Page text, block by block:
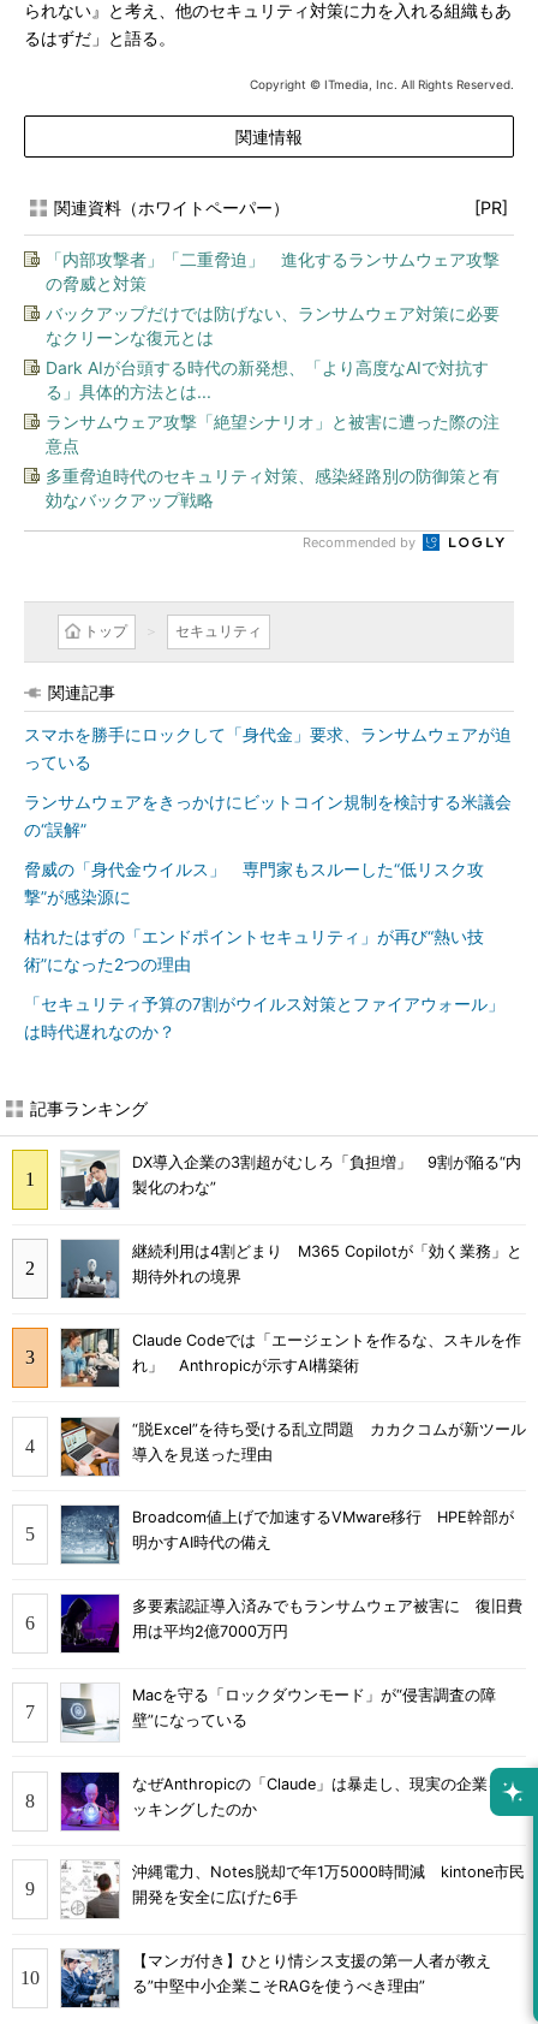
られない』と考え、他のセキュリティ対策に力を入れる組織もあ
るはずだ」と語る。
Copyright © ITmedia, Inc. All Rights Reserved.
関連情報
関連資料（ホワイトペーパー） [PR]
「内部攻撃者」「二重脅迫」 進化するランサムウェア攻撃
の脅威と対策
バックアップだけでは防げない、ランサムウェア対策に必要
なクリーンな復元とは
Dark AIが台頭する時代の新発想、「より高度なAIで対抗す
る」具体的方法とは...
ランサムウェア攻撃「絶望シナリオ」と被害に遭った際の注
意点
多重脅迫時代のセキュリティ対策、感染経路別の防御策と有
効なバックアップ戦略
Recommended by
トップ セキュリティ
関連記事
スマホを勝手にロックして「身代金」要求、ランサムウェアが迫
っている
ランサムウェアをきっかけにビットコイン規制を検討する米議会
の“誤解”
脅威の「身代金ウイルス」 専門家もスルーした“低リスク攻
撃”が感染源に
枯れたはずの「エンドポイントセキュリティ」が再び“熱い技
術”になった2つの理由
「セキュリティ予算の7割がウイルス対策とファイアウォール」
は時代遅れなのか？
記事ランキング
DX導入企業の3割超がむしろ「負担増」 9割が陥る“内
製化のわな”
継続利用は4割どまり M365 Copilotが「効く業務」と
期待外れの境界
Claude Codeでは「エージェントを作るな、スキルを作
れ」 Anthropicが示すAI構築術
“脱Excel”を待ち受ける乱立問題 カカクコムが新ツール
導入を見送った理由
Broadcom値上げで加速するVMware移行 HPE幹部が
明かすAI時代の備え
多要素認証導入済みでもランサムウェア被害に 復旧費
用は平均2億7000万円
Macを守る「ロックダウンモード」が“侵害調査の障
壁”になっている
なぜAnthropicの「Claude」は暴走し、現実の企業をハ
ッキングしたのか
沖縄電力、Notes脱却で年1万5000時間減 kintone市民
開発を安全に広げた6手
【マンガ付き】ひとり情シス支援の第一人者が教え
る”中堅中小企業こそRAGを使うべき理由”